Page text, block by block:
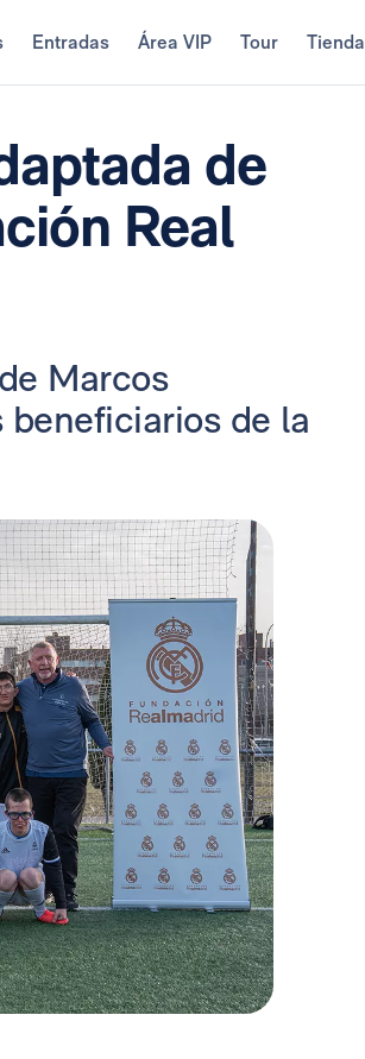
Entradas Área VIP Tour Tienda
de
Real
Marcos
de la